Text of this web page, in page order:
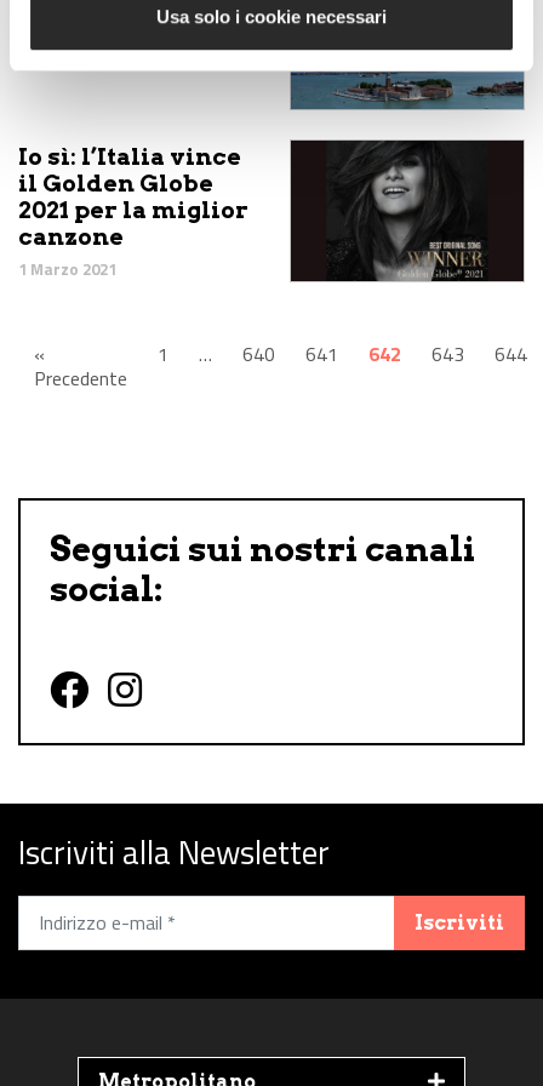
Usa solo i cookie necessari
1 Marzo 2021
Io sì: l’Italia vince
il Golden Globe
2021 per la miglior
canzone
1 Marzo 2021
«
Precedente
1 … 640 641 642 643 644
Seguici sui nostri canali
social:
Follow us on Facebook
Follow us on Instagram
Iscriviti alla Newsletter
Iscriviti